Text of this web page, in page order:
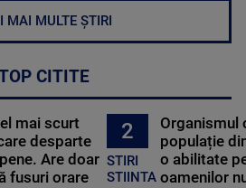
MAI MULTE ȘTIRI
CITITE
mai scurt
desparte
Are doar
fusuri orare
2
STIRI
STIINTA
Organismul
populație
o abilitate
oamenilor